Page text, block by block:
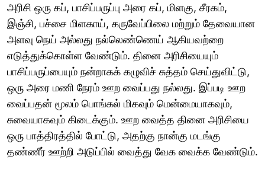
அரிசி ஒரு கப், பாசிப்பருப்பு அரை கப், மிளகு, சீரகம்,
இஞ்சி, பச்சை மிளகாய், கருவேப்பிலை மற்றும் தேவையான
அளவு நெய் அல்லது நல்லெண்ணெய் ஆகியவற்றை
எடுத்துக்கொள்ள வேண்டும். தினை அரிசியையும்
பாசிப்பருப்பையும் நன்றாகக் கழுவிச் சுத்தம் செய்துவிட்டு,
ஒரு அரை மணி நேரம் ஊற வைப்பது நல்லது. இப்படி ஊற
வைப்பதன் மூலம் பொங்கல் மிகவும் மென்மையாகவும்,
சுவையாகவும் கிடைக்கும். ஊற வைத்த தினை அரிசியை
ஒரு பாத்திரத்தில் போட்டு, அதற்கு நான்கு மடங்கு
தண்ணீர் ஊற்றி அடுப்பில் வைத்து வேக வைக்க வேண்டும்.